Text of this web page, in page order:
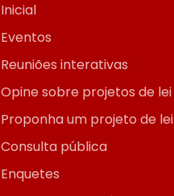
Inicial
Eventos
Reuniões interativas
Opine sobre projetos de lei
Proponha um projeto de lei
Consulta pública
Enquetes